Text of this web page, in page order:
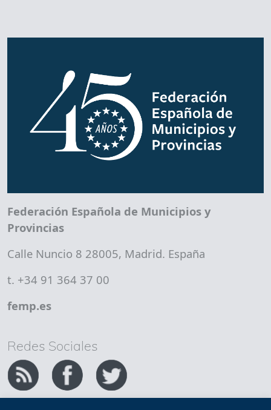
Federación Española de Municipios y
Provincias
Calle Nuncio 8 28005, Madrid. España
t. +34 91 364 37 00
femp.es
Redes Sociales